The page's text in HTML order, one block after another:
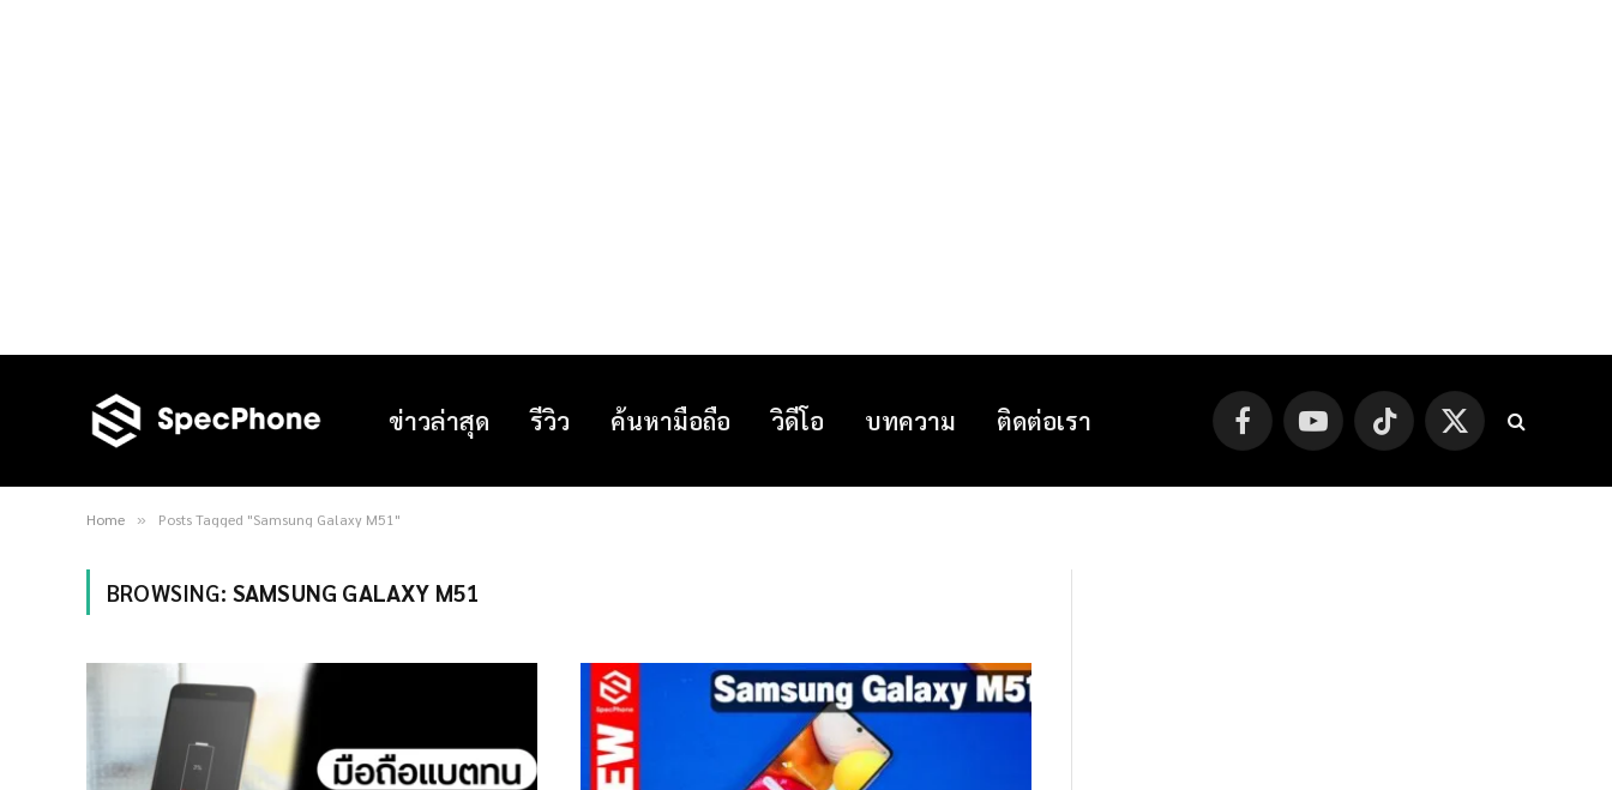
ข่าวล่าสุด รีวิว ค้นหามือถือ วิดีโอ บทความ ติดต่อเรา FacebookYouTube TikTok
X
(Twitter)
Home » Posts Tagged "Samsung Galaxy M51"
BROWSING: SAMSUNG GALAXY M51